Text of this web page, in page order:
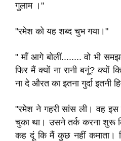
गुलाम ।"
"रमेश को यह शब्द चुभ गया।"
" माँ आगे बोलीं........ वो भी
फिर मैं क्यों ना रानी बनूं? क्यों
ना दे औरत का इतना गुर्दा इतनी
"रमेश ने गहरी सांस ली। वह
चुका था। उसने तर्क करना शुरू
कह दूं कि मैं कुछ नहीं कमाता।